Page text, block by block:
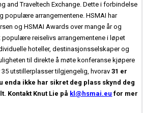
and Traveltech Exchange. Dette i forbindelse
populære arrangementene. HSMAI har
og HSMAI Awards over mange år og
populære reiselivs arrangementene i løpet
hoteller, destinasjonsselskaper og
til direkte å møte konferanse kjøpere
utstillerplasser tilgjengelig, hvorav31 er
enda ikke har sikret deg plass skynd deg
Kontakt Knut Lie på kl@hsmai.eu for mer